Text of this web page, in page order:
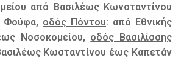
από Βασιλέως Κωνσταντίνου
Φούφα, οδός Πόντου: από Εθνικής
Νοσοκομείου, οδός Βασιλίσσης
Κωσταντίνου έως Καπετάν